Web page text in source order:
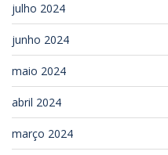
julho 2024
junho 2024
maio 2024
abril 2024
março 2024